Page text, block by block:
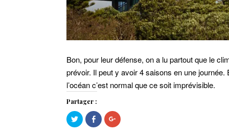
Bon, pour leur défense, on a lu partout que le
prévoir. Il peut y avoir 4 saisons en une
l’océan c’est normal que ce soit imprévisible.
Partager :
Cliquez
pour
partager
Cliquez
pour
partager
Cliquez
pour